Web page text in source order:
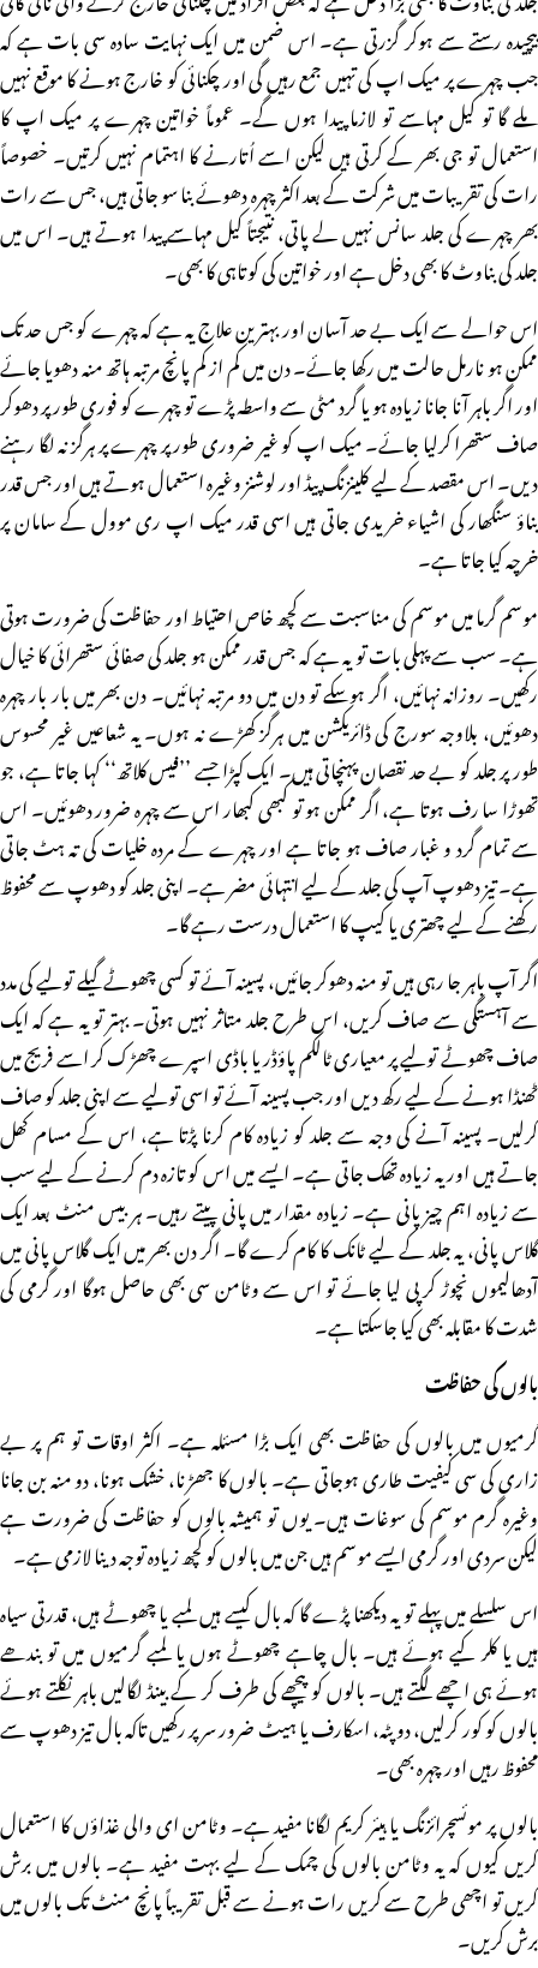
پیچیدہ رستے سے ہوکر گزرتی ہے۔ اس ضمن میں ایک نہایت سادہ سی بات ہے کہ
جب چہرے پر میک اپ کی تہیں جمع رہیں گی اور چکنائی کو خارج ہونے کا موقع نہیں
ملے گا تو کیل مہاسے تو لازما پیدا ہوں گے۔ عموماً خواتین چہرے پر میک اپ کا
استعمال تو جی بھر کے کرتی ہیں لیکن اسے اُتارنے کا اہتمام نہیں کرتیں۔ خصوصاً
رات کی تقریبات میں شرکت کے بعد اکثر چہرہ دھوئے بنا سو جاتی ہیں، جس سے رات
بھر چہرے کی جلد سانس نہیں لے پاتی، نتیجتاً کیل مہاسے پیدا ہوتے ہیں۔ اس میں
جلد کی بناوٹ کا بھی دخل ہے اور خواتین کی کوتاہی کا بھی۔
اس حوالے سے ایک بے حد آسان اور بہترین علاج یہ ہے کہ چہرے کو جس حد تک
ممکن ہو نارمل حالت میں رکھا جائے۔ دن میں کم از کم پانچ مرتبہ ہاتھ منہ دھویا جائے
اور اگر باہر آنا جانا زیادہ ہو یا گرد مٹی سے واسطہ پڑے تو چہرے کو فوری طور پر دھوکر
صاف ستھرا کرلیا جائے۔ میک اپ کو غیر ضروری طور پر چہرے پر ہرگز نہ لگا رہنے
دیں۔ اس مقصد کے لیے کلینزنگ پیڈ اور لوشنز وغیرہ استعمال ہوتے ہیں اور جس قدر
بناؤ سنگھار کی اشیاء خریدی جاتی ہیں اسی قدر میک اپ ری موول کے سامان پر
خرچہ کیا جاتا ہے۔
موسم گرما میں موسم کی مناسبت سے کچھ خاص احتیاط اور حفاظت کی ضرورت ہوتی
ہے۔ سب سے پہلی بات تو یہ ہے کہ جس قدر ممکن ہو جلد کی صفائی ستھرائی کا خیال
رکھیں۔ روزانہ نہائیں، اگر ہوسکے تو دن میں دو مرتبہ نہائیں۔ دن بھر میں بار بار چہرہ
دھوئیں، بلاوجہ سورج کی ڈائریکشن میں ہرگز کھڑے نہ ہوں۔ یہ شعاعیں غیر محسوس
طور پر جلد کو بے حد نقصان پہنچاتی ہیں۔ ایک کپڑا جسے ’’فیس کلاتھ‘‘ کہا جاتا ہے، جو
تھوڑا سا رف ہوتا ہے، اگر ممکن ہو تو کبھی کبھار اس سے چہرہ ضرور دھوئیں۔ اس
سے تمام گرد و غبار صاف ہو جاتا ہے اور چہرے کے مردہ خلیات کی تہ ہٹ جاتی
ہے۔ تیز دھوپ آپ کی جلد کے لیے انتہائی مضر ہے۔ اپنی جلد کو دھوپ سے محفوظ
رکھنے کے لیے چھتری یا کیپ کا استعمال درست رہے گا۔
اگر آپ باہر جا رہی ہیں تو منہ دھوکر جائیں، پسینہ آئے تو کسی چھوٹے گیلے تولیے کی مدد
سے آہستگی سے صاف کریں، اس طرح جلد متاثر نہیں ہوتی۔ بہتر تو یہ ہے کہ ایک
صاف چھوٹے تولیے پر معیاری ٹالکم پاؤڈر یا باڈی اسپرے چھڑک کر اسے فریج میں
ٹھنڈا ہونے کے لیے رکھ دیں اور جب پسینہ آئے تو اسی تولیے سے اپنی جلد کو صاف
کرلیں۔ پسینہ آنے کی وجہ سے جلد کو زیادہ کام کرنا پڑتا ہے، اس کے مسام کھل
جاتے ہیں اور یہ زیادہ تھک جاتی ہے۔ ایسے میں اس کو تازہ دم کرنے کے لیے سب
سے زیادہ اہم چیز پانی ہے۔ زیادہ مقدار میں پانی پیتے رہیں۔ ہر بیس منٹ بعد ایک
گلاس پانی، یہ جلد کے لیے ٹانک کا کام کرے گا۔ اگر دن بھر میں ایک گلاس پانی میں
آدھالیموں نچوڑ کر پی لیا جائے تو اس سے وٹامن سی بھی حاصل ہوگا اور گرمی کی
شدت کا مقابلہ بھی کیا جاسکتا ہے۔
بالوں کی حفاظت
گرمیوں میں بالوں کی حفاظت بھی ایک بڑا مسئلہ ہے۔ اکثر اوقات تو ہم پر بے
زاری کی سی کیفیت طاری ہوجاتی ہے۔ بالوں کا جھڑنا، خشک ہونا، دو منہ بن جانا
وغیرہ گرم موسم کی سوغات ہیں۔ یوں تو ہمیشہ بالوں کو حفاظت کی ضرورت ہے
لیکن سردی اور گرمی ایسے موسم ہیں جن میں بالوں کو کچھ زیادہ توجہ دینا لازمی ہے۔
اس سلسلے میں پہلے تو یہ دیکھنا پڑے گا کہ بال کیسے ہیں لمبے یا چھوٹے ہیں، قدرتی سیاہ
ہیں یا کلر کیے ہوئے ہیں۔ بال چاہے چھوٹے ہوں یا لمبے گرمیوں میں تو بندھے
ہوئے ہی اچھے لگتے ہیں۔ بالوں کو پیچھے کی طرف کر کے بینڈ لگالیں باہر نکلتے ہوئے
بالوں کو کور کرلیں، دو پٹہ، اسکارف یا ہیٹ ضرور سر پر رکھیں تاکہ بال تیز دھوپ سے
محفوظ رہیں اور چہرہ بھی۔
بالوں پر موئسچرائزنگ یا ہیئر کریم لگانا مفید ہے۔ وٹامن ای والی غذاؤں کا استعمال
کریں کیوں کہ یہ وٹامن بالوں کی چمک کے لیے بہت مفید ہے۔ بالوں میں برش
کریں تو اچھی طرح سے کریں رات ہونے سے قبل تقریباً پانچ منٹ تک بالوں میں
برش کریں۔